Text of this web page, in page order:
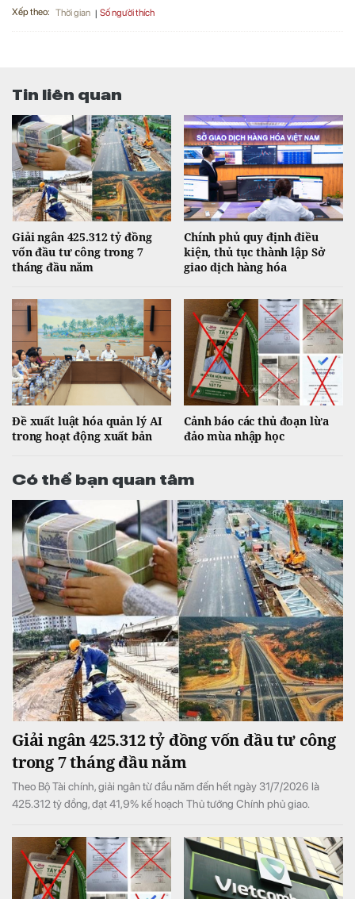
Xếp theo: Thời gian Số người thích
Tin liên quan
Giải ngân 425.312 tỷ đồng
vốn đầu tư công trong 7
tháng đầu năm
Chính phủ quy định điều
kiện, thủ tục thành lập Sở
giao dịch hàng hóa
Đề xuất luật hóa quản lý AI
trong hoạt động xuất bản
Cảnh báo các thủ đoạn lừa
đảo mùa nhập học
Có thể bạn quan tâm
Giải ngân 425.312 tỷ đồng vốn đầu tư công
trong 7 tháng đầu năm
Theo Bộ Tài chính, giải ngân từ đầu năm đến hết ngày 31/7/2026 là
425.312 tỷ đồng, đạt 41,9% kế hoạch Thủ tướng Chính phủ giao.